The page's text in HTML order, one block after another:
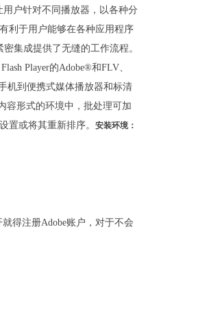
用户针对不同播放器，以各种分
利于用户能够在各种应用程序
集成提供了无缝的工作流程。
Player的Adobe®和FLV、
机到便携式媒体播放器和标清
容形式的环境中，批处理可加
置或将其重新排序。 安装环境：
得注册Adobe账户，对于不会